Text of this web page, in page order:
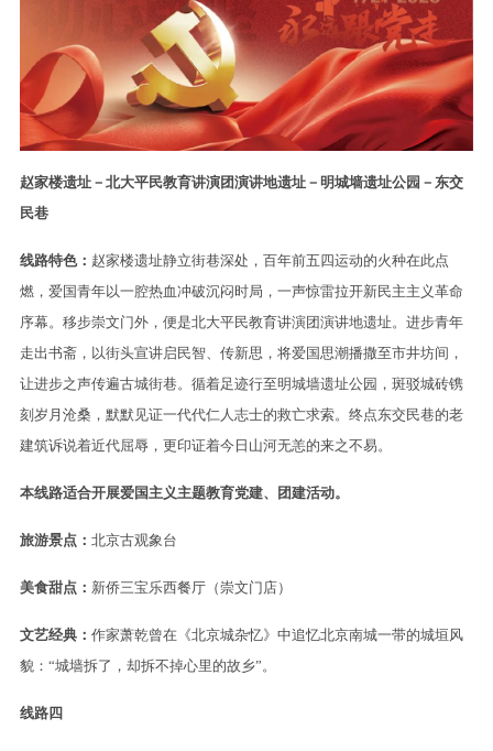
赵家楼遗址－北大平民教育讲演团演讲地遗址－明城墙遗址公园－东交
民巷
线路特色： 赵家楼遗址静立街巷深处，百年前五四运动的火种在此点
燃，爱国青年以一腔热血冲破沉闷时局，一声惊雷拉开新民主主义革命
序幕。移步崇文门外，便是北大平民教育讲演团演讲地遗址。进步青年
走出书斋，以街头宣讲启民智、传新思，将爱国思潮播撒至市井坊间，
让进步之声传遍古城街巷。循着足迹行至明城墙遗址公园，斑驳城砖镌
刻岁月沧桑，默默见证一代代仁人志士的救亡求索。终点东交民巷的老
建筑诉说着近代屈辱，更印证着今日山河无恙的来之不易。
本线路适合开展爱国主义主题教育党建、团建活动。
旅游景点： 北京古观象台
美食甜点： 新侨三宝乐西餐厅（崇文门店）
文艺经典： 作家萧乾曾在《北京城杂忆》中追忆北京南城一带的城垣风
貌：“城墙拆了，却拆不掉心里的故乡”。
线路四